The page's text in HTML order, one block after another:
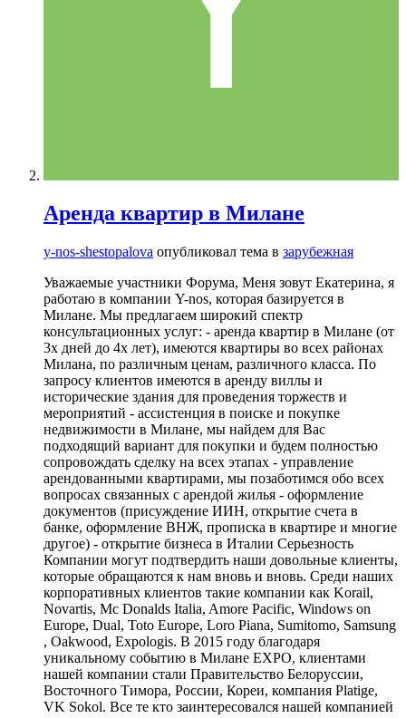
Аренда квартир в Милане
y-nos-shestopalova опубликовал тема в зарубежная
Уважаемые участники Форума, Меня зовут Екатерина, я
работаю в компании Y-nos, которая базируется в
Милане. Мы предлагаем широкий спектр
консультационных услуг: - аренда квартир в Милане (от
3х дней до 4х лет), имеются квартиры во всех районах
Милана, по различным ценам, различного класса. По
запросу клиентов имеются в аренду виллы и
исторические здания для проведения торжеств и
мероприятий - ассистенция в поиске и покупке
недвижимости в Милане, мы найдем для Вас
подходящий вариант для покупки и будем полностью
сопровождать сделку на всех этапах - управление
арендованными квартирами, мы позаботимся обо всех
вопросах связанных с арендой жилья - оформление
документов (присуждение ИИН, открытие счета в
банке, оформление ВНЖ, прописка в квартире и многие
другое) - открытие бизнеса в Италии Серьезность
Компании могут подтвердить наши довольные клиенты,
которые обращаются к нам вновь и вновь. Среди наших
корпоративных клиентов такие компании как Korail,
Novartis, Mc Donalds Italia, Amore Pacific, Windows on
Europe, Dual, Toto Europe, Loro Piana, Sumitomo, Samsung
, Oakwood, Expologis. В 2015 году благодаря
уникальному событию в Милане EXPO, клиентами
нашей компании стали Правительство Белоруссии,
Восточного Тимора, России, Кореи, компания Platige,
VK Sokol. Все те кто заинтересовался нашей компанией